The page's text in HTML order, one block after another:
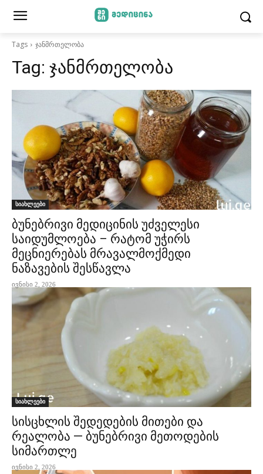
Tags ჯანმრთელობა
Tag: ჯანმრთელობა
სიახლეები
ბუნებრივი მედიცინის უძველესი
საიდუმლოება – რატომ უჭირს
მეცნიერებას მრავალმოქმედი
ნაზავების შესწავლა
ივნისი 2, 2026
სიახლეები
სისცხლის შედედების მითები და
რეალობა — ბუნებრივი მეთოდების
სიმართლე
ივნისი 2, 2026